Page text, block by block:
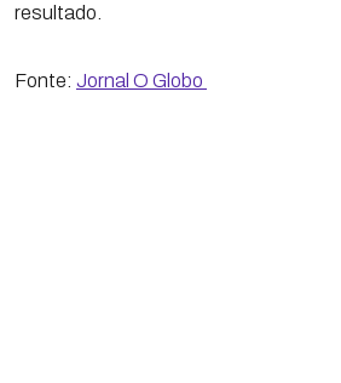
resultado.
Fonte: Jornal O Globo